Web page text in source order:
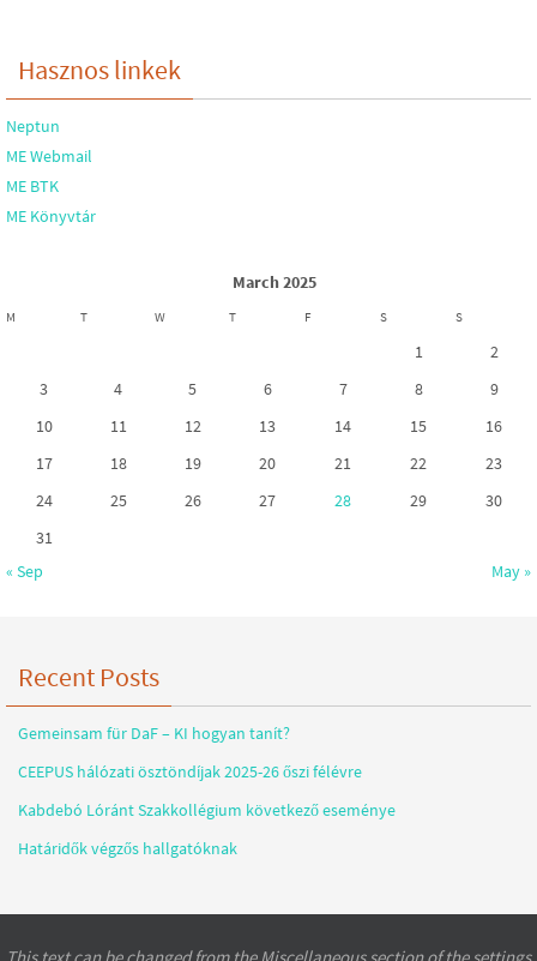
Hasznos linkek
Neptun
ME Webmail
ME BTK
ME Könyvtár
March 2025
M T W T F S S
« Sep May »
1
2
3
4 5 6 7 8
9
10
11 12 13 14 15
16
17
18 19 20 21 22
23
24
25 26 27 28 29
30
31
Recent Posts
Gemeinsam für DaF – KI hogyan tanít?
CEEPUS hálózati ösztöndíjak 2025-26 őszi félévre
Kabdebó Lóránt Szakkollégium következő eseménye
Határidők végzős hallgatóknak